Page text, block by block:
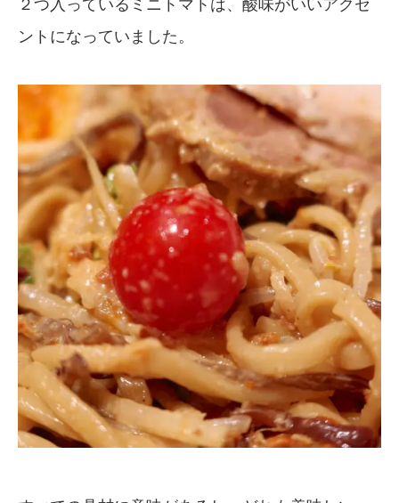
２つ入っているミニトマトは、酸味がいいアクセ
ントになっていました。